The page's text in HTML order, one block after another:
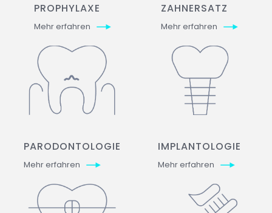
PROPHYLAXE
Mehr erfahren
ZAHNERSATZ
Mehr erfahren
PARODONTOLOGIE
Mehr erfahren
IMPLANTOLOGIE
Mehr erfahren